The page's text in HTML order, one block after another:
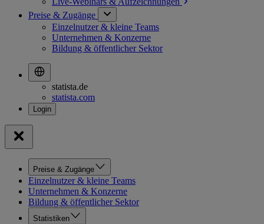
Preise & Zugänge
Einzelnutzer & kleine Teams
Unternehmen & Konzerne
Bildung & öffentlicher Sektor
statista.de
statista.com
Preise & Zugänge
Einzelnutzer & kleine Teams
Unternehmen & Konzerne
Bildung & öffentlicher Sektor
Statistiken